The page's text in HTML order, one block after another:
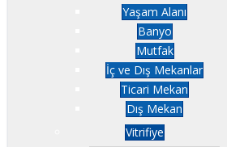
Yaşam Alanı
Banyo
Mutfak
İç ve Dış Mekanlar
Ticari Mekan
Dış Mekan
Vitrifiye